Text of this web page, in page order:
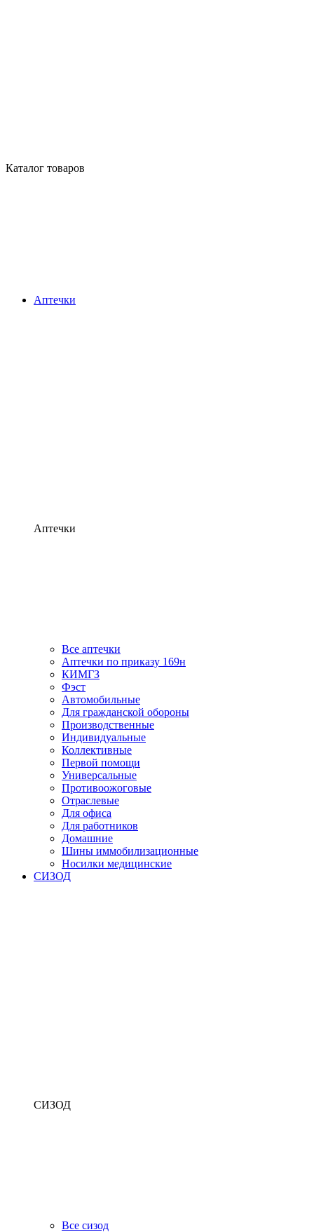
Каталог товаров
Аптечки
Аптечки
Все аптечки
Аптечки по приказу 169н
КИМГЗ
Фэст
Автомобильные
Для гражданской обороны
Производственные
Индивидуальные
Коллективные
Первой помощи
Универсальные
Противоожоговые
Отраслевые
Для офиса
Для работников
Домашние
Шины иммобилизационные
Носилки медицинские
СИЗОД
СИЗОД
Все сизод